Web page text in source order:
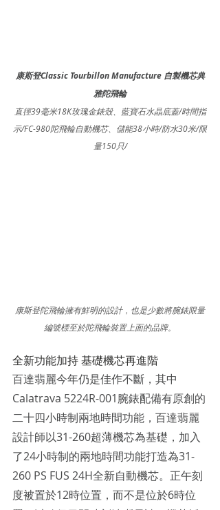
康斯登Classic Tourbillon Manufacture 自製機芯典
雅陀飛輪
直徑39毫米18K玫瑰金錶殼、藍寶石水晶底蓋/時間指
示/FC-980陀飛輪自動機芯、儲能38小時/防水30米/限
量150只/
康斯登陀飛輪擁有鮮明的設計，也是少數將腕錶限量
編號標至於陀飛輪裝置上面的品牌。
全新功能加持 基礎機芯再進階
百達翡麗今年仍是佳作不斷，其中
Calatrava 5224R-001腕錶配備有原創的
二十四小時制兩地時間功能，百達翡麗
設計師以31-260超薄機芯為基礎，加入
了24小時制的兩地時間功能打造為31-
260 PS FUS 24H全新自動機芯。正午刻
度被置於12時位置，而不是位於6時位